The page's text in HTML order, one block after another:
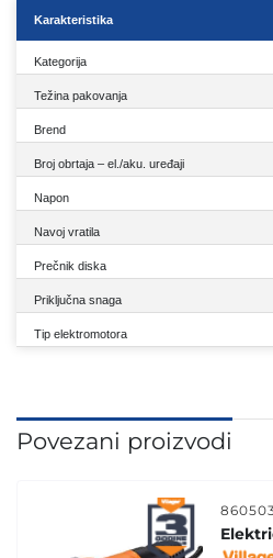
Karakteristika
Kategorija
Težina pakovanja
Brend
Broj obrtaja – el./aku. uređaji
Napon
Navoj vratila
Prečnik diska
Priključna snaga
Tip elektromotora
Povezani proizvodi